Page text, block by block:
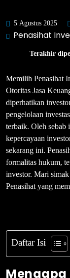
5 Agustus 2025
Penasihat
Terakhir
Memilih Penasihat
Otoritas Jasa
diperhatikan
pengelolaan
terbaik. Oleh sebab
kepercayaan
sekarang ini.
formalitas hukum,
investor. Mari
Penasihat yang
Daftar Isi
Mengapa